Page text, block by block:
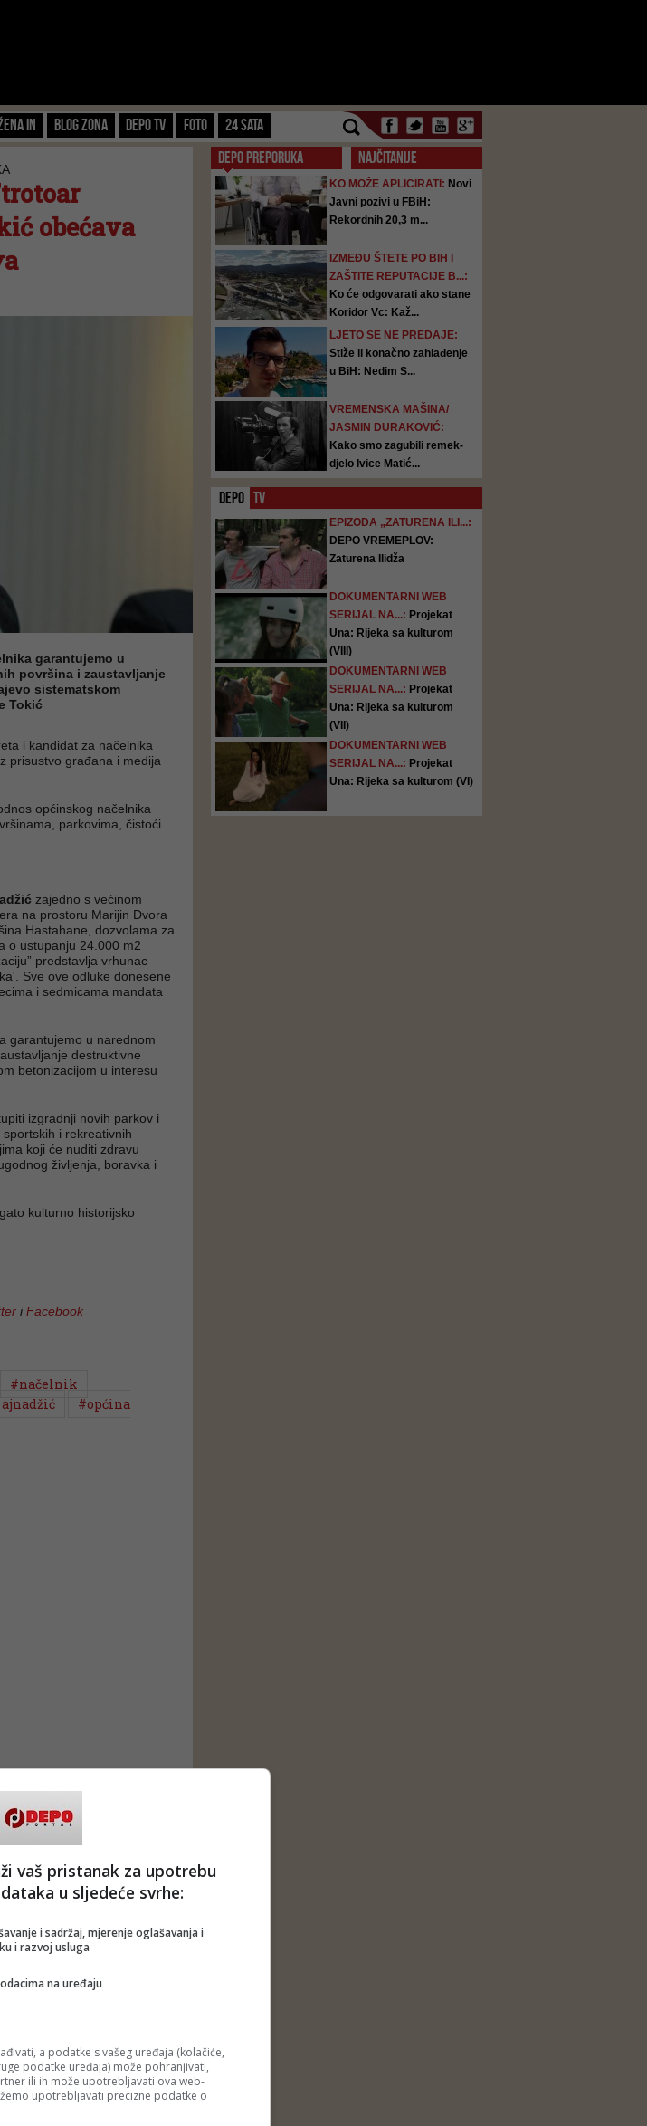
IN Blog zona Depo TV FOTO 24 SATA
obećava
garantujemo u
površina i zaustavljanje
sistematskom
Tokić
i kandidat za načelnika
prisustvo građana i medija
općinskog načelnika
parkovima, čistoći
zajedno s većinom
na prostoru Marijin Dvora
Hastahane, dozvolama za
o ustupanju 24.000 m2
predstavlja vrhunac
Sve ove odluke donesene
i sedmicama mandata
garantujemo u narednom
destruktivne
betonizacijom u interesu
izgradnji novih parkov i
i rekreativnih
koji će nuditi zdravu
življenja, boravka i
kulturno historijsko
iFacebook
#načelnik
#općina
DEPO PREPORUKA NAJČITANIJE
KO MOŽE APLICIRATI: Novi
Javni pozivi u FBiH:
Rekordnih 20,3 m...
IZMEĐU ŠTETE PO BIH I
ZAŠTITE REPUTACIJE B...:
Ko će odgovarati ako stane
Koridor Vc: Kaž...
LJETO SE NE PREDAJE:
Stiže li konačno zahlađenje
u BiH: Nedim S...
VREMENSKA MAŠINA/
JASMIN DURAKOVIĆ:
Kako smo zagubili remek-
djelo Ivice Matić...
DEPO TV
EPIZODA „ZATURENA ILI...:
DEPO VREMEPLOV:
Zaturena Ilidža
DOKUMENTARNI WEB
SERIJAL NA...: Projekat
Una: Rijeka sa kulturom
(VIII)
DOKUMENTARNI WEB
SERIJAL NA...: Projekat
Una: Rijeka sa kulturom
(VII)
DOKUMENTARNI WEB
SERIJAL NA...: Projekat
Una: Rijeka sa kulturom (VI)
vaš pristanak za upotrebu
u sljedeće svrhe:
i sadržaj, mjerenje oglašavanja i
i razvoj usluga
na uređaju
a podatke s vašeg uređaja (kolačiće,
podatke uređaja) može pohranjivati,
ili ih može upotrebljavati ova web-
upotrebljavati precizne podatke o